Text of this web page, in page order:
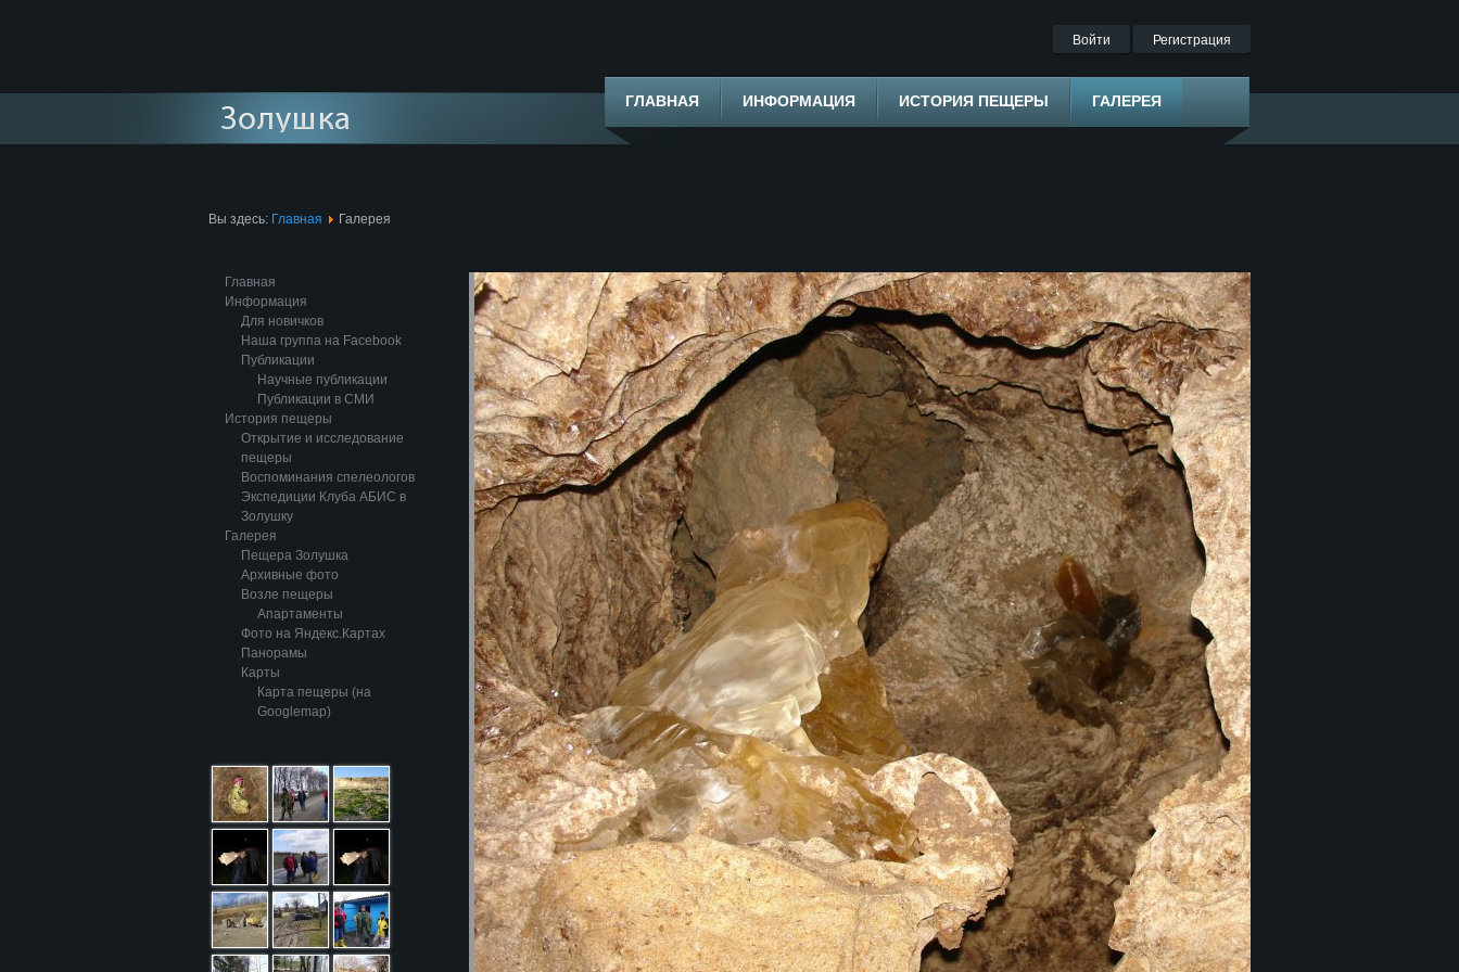
Войти Регистрация
ГЛАВНАЯ ИНФОРМАЦИЯ ИСТОРИЯ ПЕЩЕРЫ ГАЛЕРЕЯ
Вы здесь: Главная Галерея
Главная
Информация
Для новичков
Наша группа на Facebook
Публикации
Научные публикации
Публикации в СМИ
История пещеры
Открытие и исследование
пещеры
Воспоминания спелеологов
Экспедиции Клуба АБИС в
Золушку
Галерея
Пещера Золушка
Архивные фото
Возле пещеры
Апартаменты
Фото на Яндекс.Картах
Панорамы
Карты
Карта пещеры (на
Googlemap)